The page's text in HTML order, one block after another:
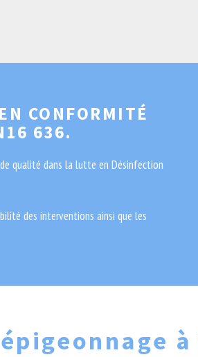
CONFORMITÉ
636.
qualité dans la lutte en Désinfection
des interventions ainsi que les